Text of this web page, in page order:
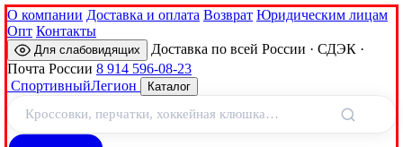
О компании Доставка и оплата Возврат Юридическим лицам
Опт Контакты
Для слабовидящих
Доставка по всей России · СДЭК ·
Почта России 8 914 596-08-23
СпортивныйЛегион Каталог